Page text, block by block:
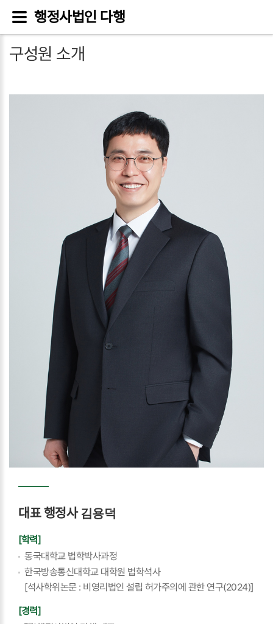
구성원 소개
대표 행정사김용덕
[학력]
동국대학교 법학박사과정
한국방송통신대학교 대학원 법학석사
[석사학위논문 : 비영리법인 설립 허가주의에 관한 연구(2024)]
[경력]
행정사법인 다행